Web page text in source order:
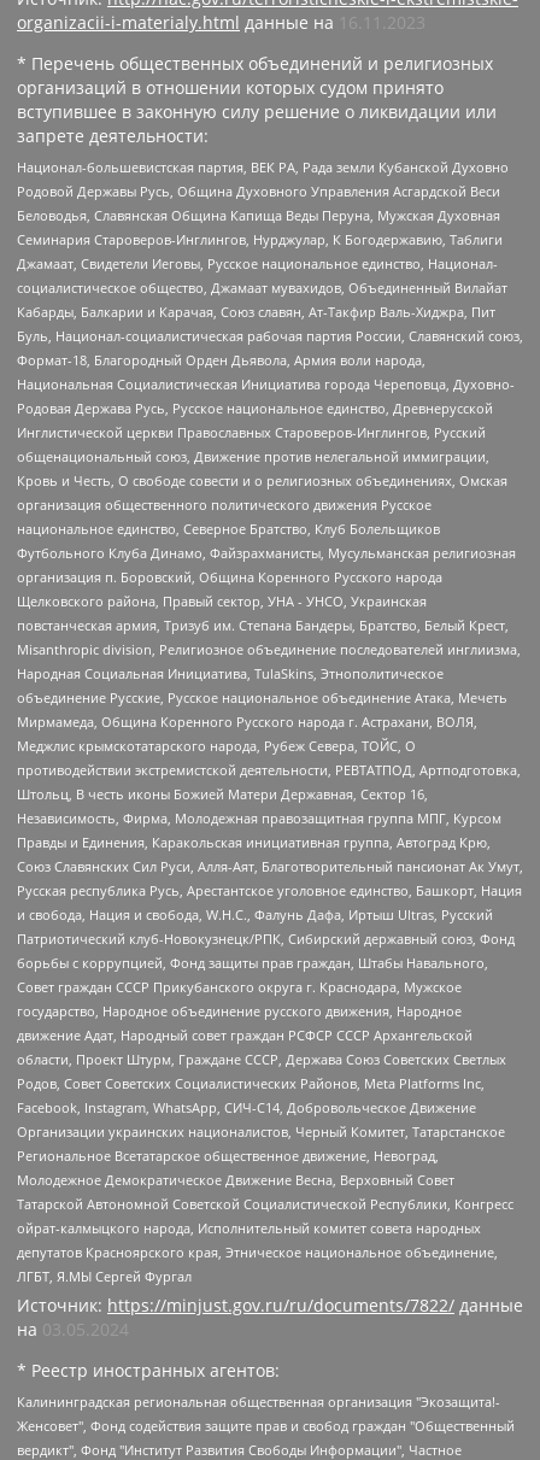
organizacii-i-materialy.html данные на
16.11.2023
* Перечень общественных объединений и религиозных
организаций в отношении которых судом принято
вступившее в законную силу решение о ликвидации или
запрете деятельности:
Национал-большевистская партия, ВЕК РА, Рада земли Кубанской Духовно
Родовой Державы Русь, Община Духовного Управления Асгардской Веси
Беловодья, Славянская Община Капища Веды Перуна, Мужская Духовная
Семинария Староверов-Инглингов, Нурджулар, К Богодержавию, Таблиги
Джамаат, Свидетели Иеговы, Русское национальное единство, Национал-
социалистическое общество, Джамаат мувахидов, Объединенный Вилайат
Кабарды, Балкарии и Карачая, Союз славян, Ат-Такфир Валь-Хиджра, Пит
Буль, Национал-социалистическая рабочая партия России, Славянский союз,
Формат-18, Благородный Орден Дьявола, Армия воли народа,
Национальная Социалистическая Инициатива города Череповца, Духовно-
Родовая Держава Русь, Русское национальное единство, Древнерусской
Инглистической церкви Православных Староверов-Инглингов, Русский
общенациональный союз, Движение против нелегальной иммиграции,
Кровь и Честь, О свободе совести и о религиозных объединениях, Омская
организация общественного политического движения Русское
национальное единство, Северное Братство, Клуб Болельщиков
Футбольного Клуба Динамо, Файзрахманисты, Мусульманская религиозная
организация п. Боровский, Община Коренного Русского народа
Щелковского района, Правый сектор, УНА - УНСО, Украинская
повстанческая армия, Тризуб им. Степана Бандеры, Братство, Белый Крест,
Misanthropic division, Религиозное объединение последователей инглиизма,
Народная Социальная Инициатива, TulaSkins, Этнополитическое
объединение Русские, Русское национальное объединение Атака, Мечеть
Мирмамеда, Община Коренного Русского народа г. Астрахани, ВОЛЯ,
Меджлис крымскотатарского народа, Рубеж Севера, ТОЙС, О
противодействии экстремистской деятельности, РЕВТАТПОД, Артподготовка,
Штольц, В честь иконы Божией Матери Державная, Сектор 16,
Независимость, Фирма, Молодежная правозащитная группа МПГ, Курсом
Правды и Единения, Каракольская инициативная группа, Автоград Крю,
Союз Славянских Сил Руси, Алля-Аят, Благотворительный пансионат Ак Умут,
Русская республика Русь, Арестантское уголовное единство, Башкорт, Нация
и свобода, Нация и свобода, W.H.С., Фалунь Дафа, Иртыш Ultras, Русский
Патриотический клуб-Новокузнецк/РПК, Сибирский державный союз, Фонд
борьбы с коррупцией, Фонд защиты прав граждан, Штабы Навального,
Совет граждан СССР Прикубанского округа г. Краснодара, Мужское
государство, Народное объединение русского движения, Народное
движение Адат, Народный совет граждан РСФСР СССР Архангельской
области, Проект Штурм, Граждане СССР, Держава Союз Советских Светлых
Родов, Совет Советских Социалистических Районов, Meta Platforms Inc,
Facebook, Instagram, WhatsApp, СИЧ-С14, Добровольческое Движение
Организации украинских националистов, Черный Комитет, Татарстанское
Региональное Всетатарское общественное движение, Невоград,
Молодежное Демократическое Движение Весна, Верховный Совет
Татарской Автономной Советской Социалистической Республики, Конгресс
ойрат-калмыцкого народа, Исполнительный комитет совета народных
депутатов Красноярского края, Этническое национальное объединение,
ЛГБТ, Я.МЫ Сергей Фургал
Источник: https://minjust.gov.ru/ru/documents/7822/ данные
на 03.05.2024
* Реестр иностранных агентов:
Калининградская региональная общественная организация "Экозащита!-Женсовет", Фонд содействия защите прав и свобод граждан "Общественный вердикт", Фонд "Институт Развития Свободы Информации", Частное учреждение "Информационное агентство МЕМО. РУ", Региональная общественная организация "Общественная комиссия по сохранению наследия академика Сахарова", Фонд поддержки свободы прессы, Санкт-Петербургская общественная правозащитная организация "Гражданский контроль", Межрегиональная общественная организация "Информационно-просветительский центр "Мемориал", Региональный Фонд "Центр Защиты Прав Средств Массовой Информации", с 05.12.2023 Фонд "Центр Защиты Прав Средств массовой информации", Региональная общественная благотворительная организация помощи беженцам и мигрантам "Гражданское содействие", Негосударственное образовательное учреждение дополнительного профессионального образования (повышение квалификации) специалистов "АКАДЕМИЯ ПО ПРАВАМ ЧЕЛОВЕКА", Свердловская региональная общественная организация "Сутяжник", Автономная некоммерческая организация "Центр независимых социологических исследований", Союз общественных объединений "Российский исследовательский центр по правам человека", Региональное общественное учреждение научно-информационный центр "МЕМОРИАЛ", Некоммерческая организация "Фонд защиты гласности", Автономная некоммерческая организация "Институт прав человека", Городская общественная организация "Екатеринбургское общество "МЕМОРИАЛ", Городская общественная организация "Рязанское историко-просветительское и правозащитное общество "Мемориал" (Рязанский Мемориал), Челябинский региональный орган общественной самодеятельности – женское общественное объединение "Женщины Евразии", Челябинский региональный орган общественной самодеятельности "Уральская правозащитная группа", Фонд содействия защите здоровья и социальной справедливости имени Андрея Рылькова, Автономная Некоммерческая Организация "Аналитический Центр Юрия Левады", Автономная некоммерческая организация социальной поддержки населения "Проект Апрель", Региональная общественная организация помощи женщинам и детям, находящимся в кризисной ситуации "Информационно-методический центр "Анна", Фонд содействия развитию массовых коммуникаций и правовому просвещению "Так-так-Так", Фонд содействия устойчивому развитию "Серебряная тайга", Свердловский региональный общественный фонд социальных проектов "Новое время", "Idel.Реалии", Кавказ.Реалии, Крым.Реалии, Телеканал Настоящее Время, Татаро-башкирская служба Радио Свобода (Azatliq Radiosi), Радио Свободная Европа/Радио Свобода (PCE/PC), "Сибирь.Реалии", "Фактограф", Благотворительный фонд помощи осужденным и их семьям, Автономная некоммерческая организация "Институт глобализации и социальных движений", Фонд "В защиту прав заключенных", Частное учреждение "Центр поддержки и содействия развитию средств массовой информации", Пензенский региональный общественный благотворительный фонд "Гражданский союз", "Север.Реалии", Некоммерческая организация Фонд "Правовая инициатива", Общество с ограниченной ответственностью "Радио Свободная Европа/Радио Свобода", Чешское информационное агентство "MEDIUM-ORIENT", Красноярская региональная общественная организация "Мы против СПИДа", Камалягин Денис Николаевич, Маркелов Сергей Евгеньевич, Пономарев Лев Александрович, Савицкая Людмила Алексеевна, Автономная некоммерческая организация "Центр по работе с проблемой насилия "НАСИЛИЮ.НЕТ", Межрегиональный профессиональный союз работников здравоохранения "Альянс врачей", Юридическое лицо, зарегистрированное в Латвийской Республике, SIA "Medusa Project" (регистрационный номер 40103797863, дата регистрации 10.06.2014), Некоммерческая организация "Фонд по борьбе с коррупцией", Автономная некоммерческая организация "Институт права и публичной политики", Баданин Роман Сергеевич, Гликин Максим Александрович, Железнова Мария Михайловна, Лукьянова Юлия Сергеевна, Маетная Елизавета Витальевна, Маняхин Петр Борисович, Чуракова Ольга Владимировна, Ярош Юлия Петровна, Юридическое лицо "The Insider SIA", зарегистрированное в Риге, Латвийская Республика (дата регистрации 26.06.2015), являющееся администратором доменного имени интернет-издания "The Insider SIA", https://theins.ru, Постернак Алексей Евгеньевич, Рубин Михаил Аркадьевич, Анин Роман Александрович, Юридическое лицо Istories fonds, зарегистрированное в Латвийской Республике (регистрационный номер 50008295751, дата регистрации 24.02.2020), Великовский Дмитрий Александрович, Долинина Ирина Николаевна, Мароховская Алеся Алексеевна, Шлейнов Роман Юрьевич, Шмагун Олеся Валентиновна, Общество с ограниченной ответственностью "Альтаир 2021", Общество с ограниченной ответственностью "Вега 2021", Общество с ограниченной ответственностью "Главный редактор 2021", Общество с ограниченной ответственностью "Ромашки монолит", Важенков Артем Валерьевич, Ивановская областная общественная организация "Центр гендерных исследований", Гурман Юрий Альбертович, Медиапроект "ОВД-Инфо", Егоров Владимир Владимирович, Жилинский Владимир Александрович, Общество с ограниченной ответственностью "ЗП", Иванова София Юрьевна, Карезина Инна Павловна, Кильтау Екатерина Викторовна, Петров Алексей Викторович, Пискунов Сергей Евгеньевич, Смирнов Сергей Сергеевич, Тихонов Михаил Сергеевич, Общество с ограниченной ответственностью "ЖУРНАЛИСТ-ИНОСТРАННЫЙ АГЕНТ", Арапова Галина Юрьевна, Вольтская Татьяна Анатольевна, Американская компания "Mason G.E.S. Anonymous Foundation" (США), являющаяся владельцем интернет-издания https://mnews.world/, Компания "Stichting Bellingcat", зарегистрированная в Нидерландах (дата регистрации 11.07.2018), Захаров Андрей Вячеславович, Клепиковская Екатерина Дмитриевна, Общество с ограниченной ответственностью "МЕМО", Перл Роман Александрович, Симонов Евгений Алексеевич, Соловьева Елена Анатольевна, Сотников Даниил Владимирович, Сурначева Елизавета Дмитриевна, Автономная некоммерческая организация по защите прав человека и информированию населения "Якутия – Наше Мнение", Общество с ограниченной ответственностью "Москоу диджитал медиа", с 26.01.2023 Общество с ограниченной ответственностью "Чайка Белые сады", Ветошкина Валерия Валерьевна, Заговора Максим Александрович, Межрегиональное общественное движение "Российская ЛГБТ - сеть", Оленичев Максим Владимирович, Павлов Иван Юрьевич, Скворцова Елена Сергеевна, Общество с ограниченной ответственностью "Как бы инагент", Кочетков Игорь Викторович, Общество с ограниченной ответственностью "Честные выборы", Еланчик Олег Александрович, Общество с ограниченной ответственностью "Нобелевский призыв", Гималова Регина Эмилевна, Григорьев Андрей Валерьевич, Григорьева Алина Александровна, Ассоциация по содействию защите прав призывников, альтернативнослужащих и военнослужащих "Правозащитная группа "Гражданин.Армия.Право", Хисамова Регина Фаритовна, Автономная некоммерческая организация по реализации социально-правовых программ "Лилит", Дальневосточное общественное движение "Маяк", Санкт-Петербургская ЛГБТ-инициативная группа "Выход", Инициативная группа ЛГБТ+ "Реверс", Алексеев Андрей Викторович, Бекбулатова Таисия Львовна, Беляев Иван Михайлович, Владыкина Елена Сергеевна, Гельман Марат Александрович, Никульшина Вероника Юрьевна, Толоконникова Надежда Андреевна, Шендерович Виктор Анатольевич, Общество с ограниченной ответственностью "Данное сообщение", Общество с ограниченной ответственностью Издательский дом "Новая глава", Айнбиндер Александра Александровна, Московский комьюнити-центр для ЛГБТ+инициатив, Благотворительный фонд развития филантропии, Deutsche Welle (Германия, Kurt-Schumacher-Strasse 3, 53113 Bonn), Борзунова Мария Михайловна, Воробьев Виктор Викторович, Голубева Анна Львовна, Константинова Алла Михайловна, Малкова Ирина Владимировна, Мурадов Мурад Абдулгалимович, Осетинская Елизавета Николаевна, Понасенков Евгений Николаевич, Ганапольский Матвей Юрьевич, Киселев Евгений Алексеевич, Борухович Ирина Григорьевна, Дремин Иван Тимофеевич, Дубровский Дмитрий Викторович, Красноярская региональная общественная организация поддержки и развития альтернативных образовательных технологий и межкультурных коммуникаций "ИНТЕРРА", Маяковская Екатерина Алексеевна, Фейгин Марк Захарович, Филимонов Андрей Викторович, Дзугкоева Регина Николаевна, Доброхотов Роман Александрович, Дудь Юрий Александрович, Елкин Сергей Владимирович, Кругликов Кирилл Игоревич, Сабунаева Мария Леонидовна, Семенов Алексей Владимирович, Шаинян Карен Багратович, Шульман Екатерина Михайловна, Асафьев Артур Валерьевич, Вахштайн Виктор Семенович, Венедиктов Алексей Алексеевич, Лушникова Екатерина Евгеньевна, Волков Леонид Михайлович, Невзоров Александр Глебович, Пархоменко Сергей Борисович, Сироткин Ярослав Николаевич, Кара-Мурза Владимир Владимирович, Баранова Наталья Владимировна, Гозман Леонид Яковлевич, Кагарлицкий Борис Юльевич, Климарев Михаил Валерьевич, Милов Владимир Станиславович, Автономная некоммерческая организация Краснодарский центр современного искусства "Типография", Моргенштерн Алишер Тагирович, Соболь Любовь Эдуардовна, Общество с ограниченной ответственностью "ЛИЗА НОРМ", Каспаров Гарри Кимович, Ходорковский Михаил Борисович, Общество с ограниченной ответственностью "Апрельские тезисы", Данилович Ирина Брониславовна, Кашин Олег Владимирович, Петров Николай Владимирович, Пивоваров Алексей Владимирович, Соколов Михаил Владимирович, Цветкова Юлия Владимировна, Чичваркин Евгений Александрович, Комитет против пыток/Команда против пыток, Общество с ограниченной ответственностью "Первый научный", Общество с ограниченной ответственностью "Вертолет и ко", Белоцерковская Вероника Борисовна, Кац Максим Евгеньевич, Лазарева Татьяна Юрьевна, Шаведдинов Руслан Табризович, Яшин Илья Валерьевич, Общество с ограниченной ответственностью "Иноагент ААВ", Алешковский Дмитрий Петрович, Альбац Евгения Марковна, Быков Дмитрий Львович, Галямина Юлия Евгеньевна, Лойко Сергей Леонидович, Мартынов Кирилл Константинович, Медведев Сергей Александрович, Крашенинников Федор Геннадиевич, Гордеева Катерина Вл